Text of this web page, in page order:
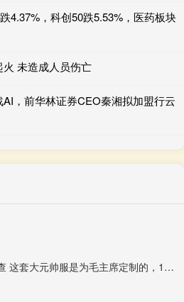
4.37%，科创50跌5.53%，医药板块
未造成人员伤亡
，前华林证券CEO秦湘拟加盟行云
配先查 这套大元帅服是为毛主席定制的，1955年已做好，但毛泽东坚辞不授大元